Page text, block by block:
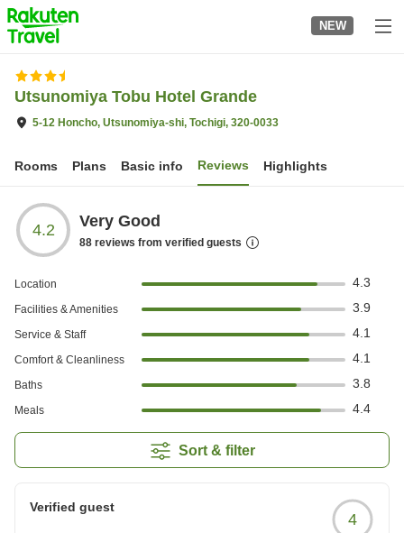
to
top
page
NEW
Utsunomiya Tobu Hotel Grande
5-12 Honcho, Utsunomiya-shi, Tochigi, 320-0033
Rooms Plans Basic info Reviews Highlights
4.2 Very Good
88 reviews from verified guests
Location 4.3
Facilities & Amenities 3.9
Service & Staff 4.1
Comfort & Cleanliness 4.1
Baths 3.8
Meals 4.4
Sort & filter
Verified guest
4